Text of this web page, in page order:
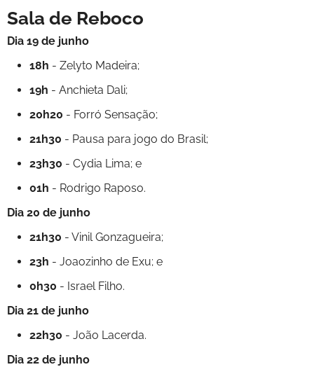
Sala de Reboco
Dia 19 de junho
18h - Zelyto Madeira;
19h - Anchieta Dali;
20h20 - Forró Sensação;
21h30 - Pausa para jogo do Brasil;
23h30 - Cydia Lima; e
01h - Rodrigo Raposo.
Dia 20 de junho
21h30 - Vinil Gonzagueira;
23h - Joaozinho de Exu; e
0h30 - Israel Filho.
Dia 21 de junho
22h30 - João Lacerda.
Dia 22 de junho